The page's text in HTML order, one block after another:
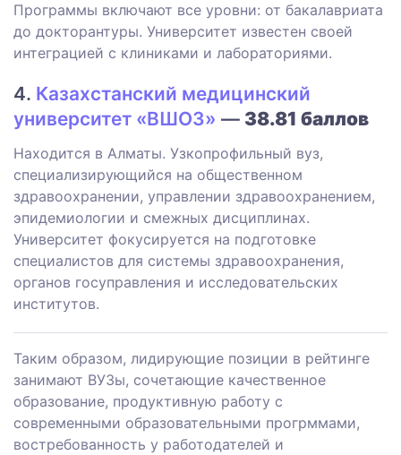
Программы включают все уровни: от бакалавриата
до докторантуры. Университет известен своей
интеграцией с клиниками и лабораториями.
4. Казахстанский медицинский
университет «ВШОЗ» — 38.81 баллов
Находится в Алматы. Узкопрофильный вуз,
специализирующийся на общественном
здравоохранении, управлении здравоохранением,
эпидемиологии и смежных дисциплинах.
Университет фокусируется на подготовке
специалистов для системы здравоохранения,
органов госуправления и исследовательских
институтов.
Таким образом, лидирующие позиции в рейтинге
занимают ВУЗы, сочетающие качественное
образование, продуктивную работу с
современными образовательными прогрммами,
востребованность у работодателей и